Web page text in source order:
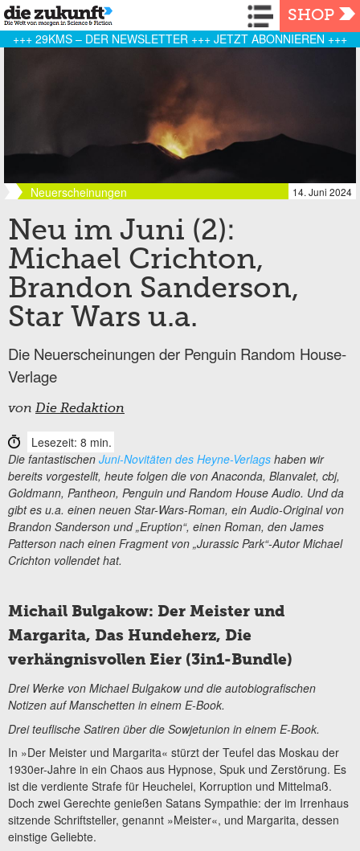
Navigation
SHOP
+++ 29KMS – DER NEWSLETTER +++ JETZT ABONNIEREN +++
Neuerscheinungen 14. Juni 2024
Neu im Juni (2):
Michael Crichton,
Brandon Sanderson,
Star Wars u.a.
Die Neuerscheinungen der Penguin Random House-
Verlage
von Die Redaktion
Lesezeit: 8 min.
Die fantastischen Juni-Novitäten des Heyne-Verlags haben wir
bereits vorgestellt, heute folgen die von Anaconda, Blanvalet, cbj,
Goldmann, Pantheon, Penguin und Random House Audio. Und da
gibt es u.a. einen neuen Star-Wars-Roman, ein Audio-Original von
Brandon Sanderson und „Eruption“, einen Roman, den James
Patterson nach einen Fragment von „Jurassic Park“-Autor Michael
Crichton vollendet hat.
Michail Bulgakow: Der Meister und
Margarita, Das Hundeherz, Die
verhängnisvollen Eier (3in1-Bundle)
Drei Werke von Michael Bulgakow und die autobiografischen
Notizen auf Manschetten in einem E-Book.
Drei teuflische Satiren über die Sowjetunion in einem E-Book.
In »Der Meister und Margarita« stürzt der Teufel das Moskau der
1930er-Jahre in ein Chaos aus Hypnose, Spuk und Zerstörung. Es
ist die verdiente Strafe für Heuchelei, Korruption und Mittelmaß.
Doch zwei Gerechte genießen Satans Sympathie: der im Irrenhaus
sitzende Schriftsteller, genannt »Meister«, und Margarita, dessen
einstige Geliebte.